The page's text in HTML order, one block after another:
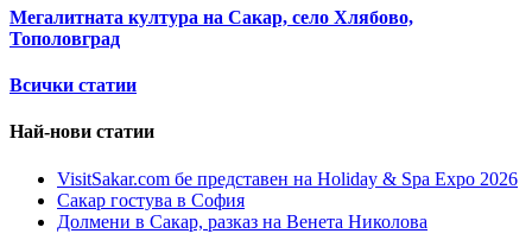
Мегалитната култура на Сакар, село Хлябово,
Тополовград
Всички статии
Най-нови статии
VisitSakar.com бе представен на Holiday & Spa Expo 2026
Сакар гостува в София
Долмени в Сакар, разказ на Венета Николова